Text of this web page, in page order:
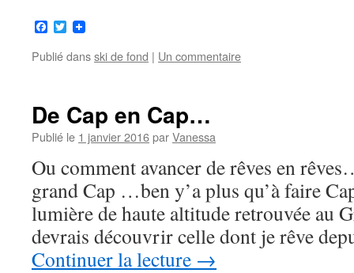
Facebook
Twitter
Publié dansski de fond | Un commentaire
De Cap en Cap…
Publié le 1 janvier 2016parVanessa
Ou comment avancer de rêves en
grand Cap …ben y’a plus qu’à faire
lumière de haute altitude retrouvée au
devrais découvrir celle dont je rêve
Continuer la lecture →